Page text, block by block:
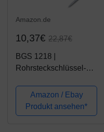
Amazon.de
10,37€ 22,87€
BGS 1218 |
Rohrsteckschlüssel-
20 x 22 mm | metrisch |
inkl. Tetron-Rolltasche
Amazon / Ebay
Produkt ansehen*